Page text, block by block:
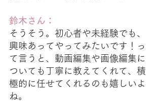
鈴木さん：
そうそう。初心者や未経験でも、
興味あってやってみたいです！っ
て言うと、動画編集や画像編集に
ついても丁寧に教えてくれて、積
極的に任せてくれるのも嬉しいよ
ね。